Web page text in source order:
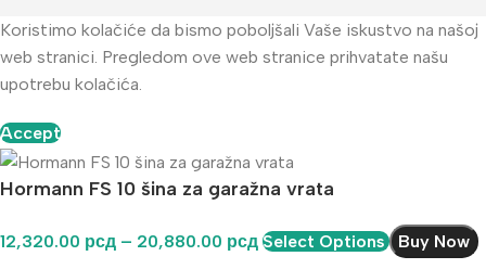
Koristimo kolačiće da bismo poboljšali Vaše iskustvo na našoj
web stranici. Pregledom ove web stranice prihvatate našu
upotrebu kolačića.
Accept
Hormann FS 10 šina za garažna vrata
12,320.00 рсд – 20,880.00 рсд Select Options Buy Now